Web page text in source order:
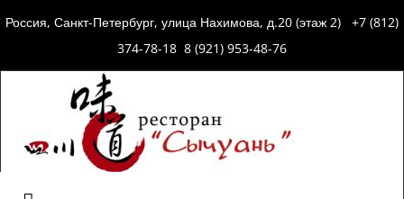
Россия, Санкт-Петербург, улица Нахимова, д.20 (этаж 2) +7 (812)
374-78-18 8 (921) 953-48-76